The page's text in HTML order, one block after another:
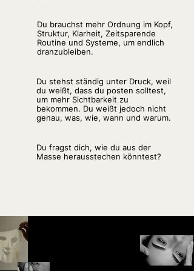
Du brauchst mehr Ordnung im Kopf,
Struktur, Klarheit, Zeitsparende
Routine und Systeme, um endlich
dranzubleiben.
Du stehst ständig unter Druck, weil
du weißt, dass du posten solltest,
um mehr Sichtbarkeit zu
bekommen. Du weißt jedoch nicht
genau, was, wie, wann und warum.
Du fragst dich, wie du aus der
Masse herausstechen könntest?